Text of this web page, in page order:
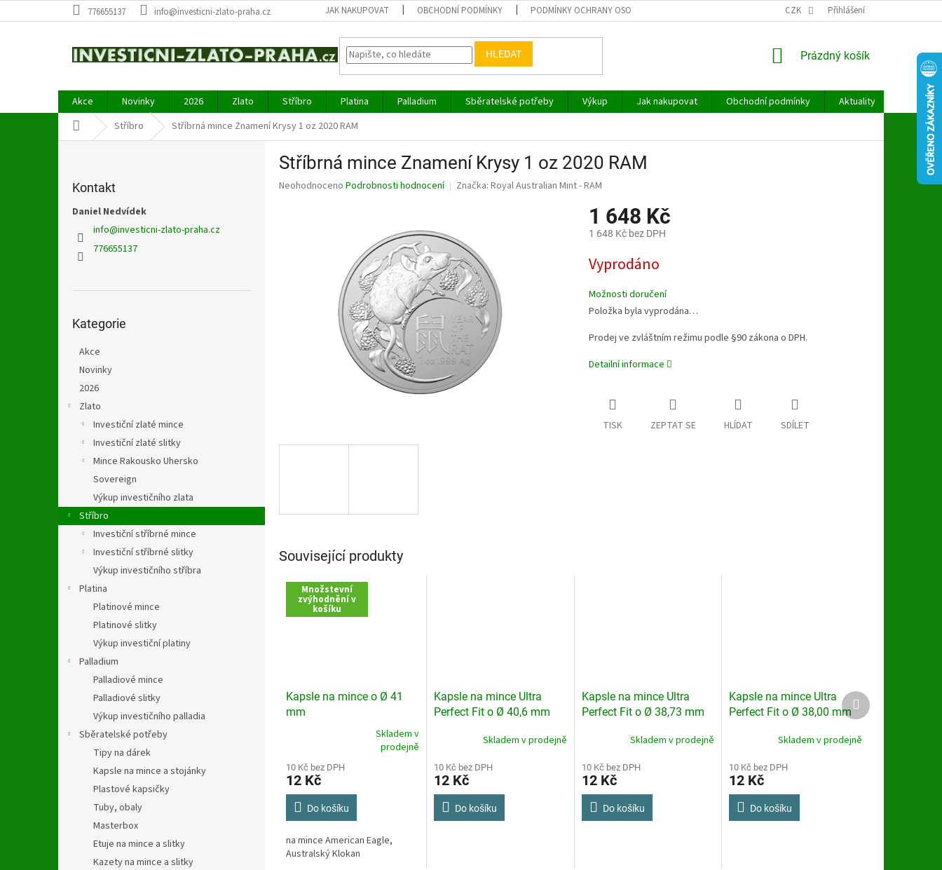
na
776655137 info@investicni-zlato-praha.cz JAK NAKUPOVAT OBCHODNÍ PODMÍNKY PODMÍNKY OCHRANY OSOBNÍCH ÚDAJŮ CZK Přihlášení
HLEDAT
NÁKUPNÍ
Prázdný košík
Akce Novinky 2026 Zlato Stříbro Platina Palladium Sběratelské potřeby Výkup Jak nakupovat Obchodní podmínky Aktuality
Kontakt
Domů Stříbro Stříbrná mince Znamení Krysy 1 oz 2020 RAM
Kontakt
Daniel Nedvídek
info@investicni-zlato-praha.cz
776655137
kategorie
Kategorie
Akce
Novinky
2026
Zlato
Investiční zlaté mince
Investiční zlaté slitky
Mince Rakousko Uhersko
Sovereign
Výkup investičního zlata
Stříbro
Investiční stříbrné mince
Investiční stříbrné slitky
Výkup investičního stříbra
Platina
Platinové mince
Platinové slitky
Výkup investiční platiny
Palladium
Palladiové mince
Palladiové slitky
Výkup investičního palladia
Sběratelské potřeby
Tipy na dárek
Kapsle na mince a stojánky
Plastové kapsičky
Tuby, obaly
Masterbox
Etuje na mince a slitky
Kazety na mince a slitky
Stříbrná mince Znamení Krysy 1 oz 2020 RAM
Průměrné
Neohodnoceno Podrobnosti hodnocení Značka: Royal Australian Mint - RAM
1 648 Kč
1 648 Kč bez DPH
cena:
Vyprodáno
Možnosti doručení
Položka byla vyprodána…
Prodej ve zvláštním režimu podle §90 zákona o DPH.
Detailní informace
TISK ZEPTAT SE HLÍDAT SDÍLET
Související produkty
Množstevní
zvýhodnění v
košíku
Kapsle na mince o Ø 41
mm
produktu
je
4,3
5
hvězdiček.
Skladem v
prodejně
10 Kč bez DPH
12 Kč
Do košíku
na mince American Eagle,
Australský Klokan
Kapsle na mince Ultra
Perfect Fit o Ø 40,6 mm
Skladem v prodejně
10 Kč bez DPH
12 Kč
Do košíku
Kapsle na mince Ultra
Perfect Fit o Ø 38,73 mm
Skladem v prodejně
10 Kč bez DPH
12 Kč
Do košíku
Kapsle na mince Ultra
Perfect Fit o Ø 38,00 mm
Skladem v prodejně
10 Kč bez DPH
12 Kč
Do košíku
Další
produkt